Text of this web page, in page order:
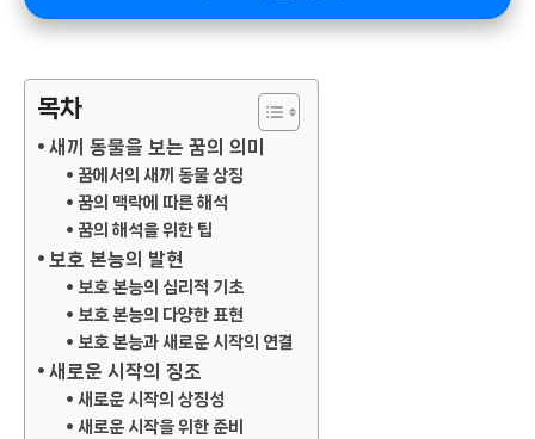
목차
새끼 동물을 보는 꿈의 의미
꿈에서의 새끼 동물 상징
꿈의 맥락에 따른 해석
꿈의 해석을 위한 팁
보호 본능의 발현
보호 본능의 심리적 기초
보호 본능의 다양한 표현
보호 본능과 새로운 시작의 연결
새로운 시작의 징조
새로운 시작의 상징성
새로운 시작을 위한 준비